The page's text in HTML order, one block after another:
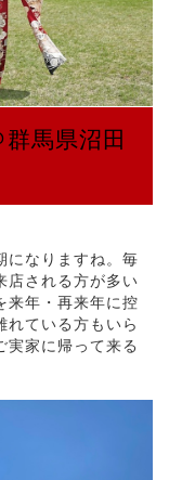
馬県沼田
になりますね。毎
店される方が多い
来年・再来年に控
れている方もいら
実家に帰って来る